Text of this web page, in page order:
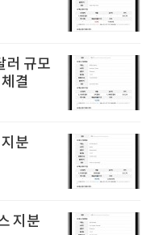
러 규모
결
분
지분